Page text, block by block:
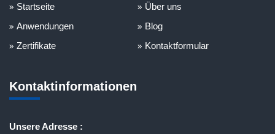
Startseite
Über uns
Anwendungen
Blog
Zertifikate
Kontaktformular
Kontaktinformationen
Unsere Adresse :